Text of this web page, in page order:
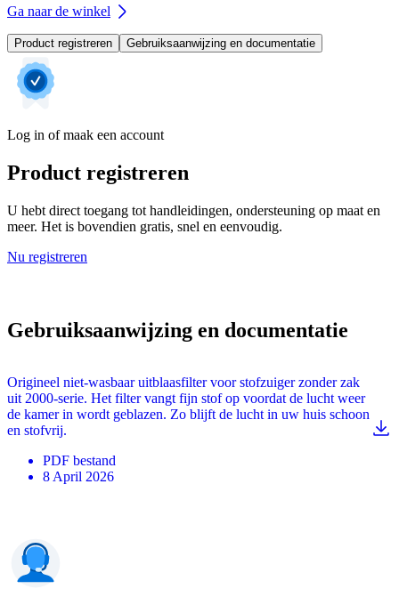
Ga naar de winkel
Product registreren Gebruiksaanwijzing en documentatie
Log in of maak een account
Product registreren
U hebt direct toegang tot handleidingen, ondersteuning op maat en
meer. Het is bovendien gratis, snel en eenvoudig.
Nu registreren
Gebruiksaanwijzing en documentatie
Origineel niet-wasbaar uitblaasfilter voor stofzuiger zonder zak
uit 2000-serie. Het filter vangt fijn stof op voordat de lucht weer
de kamer in wordt geblazen. Zo blijft de lucht in uw huis schoon
en stofvrij.
PDF bestand
8 April 2026